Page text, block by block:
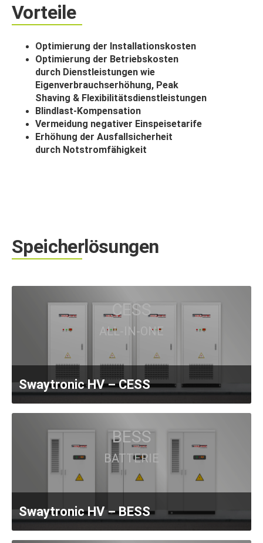
Vorteile
Optimierung der Installationskosten
Optimierung der Betriebskosten
durch Dienstleistungen wie
Eigenverbrauchserhöhung, Peak
Shaving & Flexibilitätsdienstleistungen
Blindlast-Kompensation
Vermeidung negativer Einspeisetarife
Erhöhung der Ausfallsicherheit
durch Notstromfähigkeit
Speicherlösungen
CESS
ALL-IN-ONE
Swaytronic HV – CESS
BESS
BATTERIE
Swaytronic HV – BESS